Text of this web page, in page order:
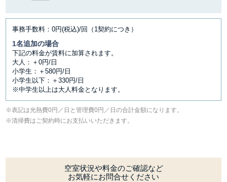
事務手数料：0円(税込)/回（1契約につき）
1名追加の場合
下記の料金が賃料に加算されます。
大人：＋0円/日
小学生：＋580円/日
小学生以下：＋330円/日
※中学生以上は大人料金となります。
表記は光熱費0円／日と管理費0円／日の合計金額になります。
清掃費はご契約時にお支払いいただきます。
空室状況や料金のご確認など
お気軽にお問合せください